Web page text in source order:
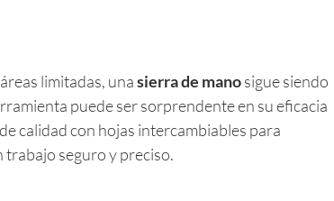
limitadas, unasierra de manosigue siendo
puede ser sorprendente en su eficacia
calidad con hojas intercambiables para
seguro y preciso.